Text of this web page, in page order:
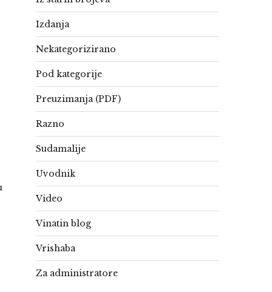
Izdanja
Nekategorizirano
Pod kategorije
Preuzimanja (PDF)
Razno
Sudamalije
Uvodnik
Video
Vinatin blog
Vrishaba
Za administratore